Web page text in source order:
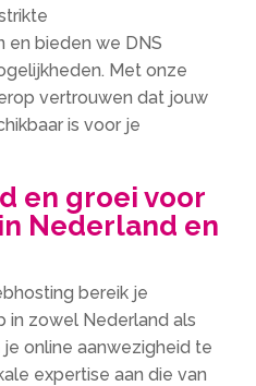
en bieden we DNS
Met onze
vertrouwen dat jouw
is voor je
en groei voor
Nederland en
bereik je
zowel Nederland als
online aanwezigheid te
expertise aan die van